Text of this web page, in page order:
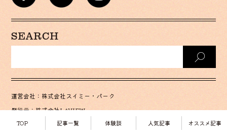
TOP 記事一覧 体験談 人気記事 オススメ記事
SEARCH
運営会社：株式会社スイミー・パーク
発行元：株式会社LAVIEW